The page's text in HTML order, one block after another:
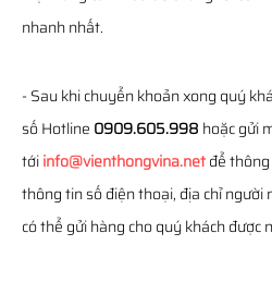
nhanh nhất.
- Sau khi chuyển khoản xong quý
số Hotline 0909.605.998 hoặc gửi
tớiinfo@vienthongvina.netđể
thông tin số điện thoại, địa chỉ người
có thể gửi hàng cho quý khách được